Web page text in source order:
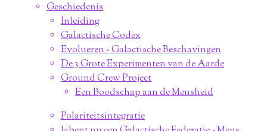
Geschiedenis
Inleiding
Galactische Codex
Evolueren - Galactische Beschavingen
De 3 Grote Experimenten van de Aarde
Ground Crew Project
Een Boodschap aan de Mensheid
Polariteitsintegratie